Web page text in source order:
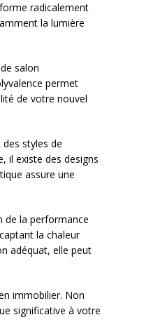
radicalement
la lumière
salon
permet
de votre nouvel
styles de
il existe des designs
assure une
de la performance
la chaleur
adéquat, elle peut
immobilier. Non
significative à votre